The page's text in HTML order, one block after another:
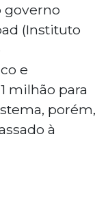
governo
(Instituto
e
milhão para
porém,
à